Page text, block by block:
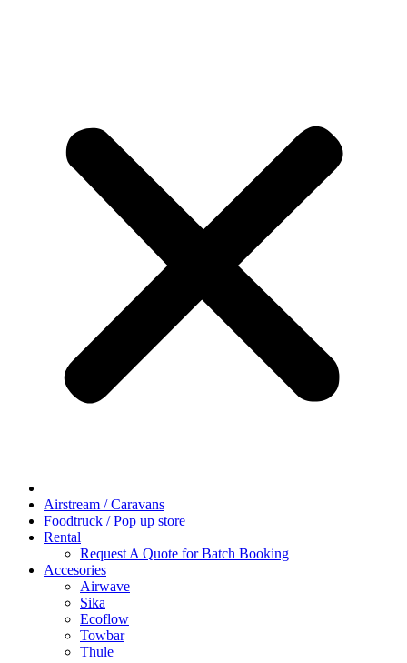
Airstream / Caravans
Foodtruck / Pop up store
Rental
Request A Quote for Batch Booking
Accesories
Airwave
Sika
Ecoflow
Towbar
Thule